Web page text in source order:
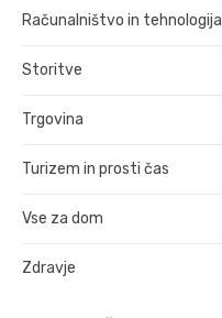
Računalništvo in tehnologija
Storitve
Trgovina
Turizem in prosti čas
Vse za dom
Zdravje